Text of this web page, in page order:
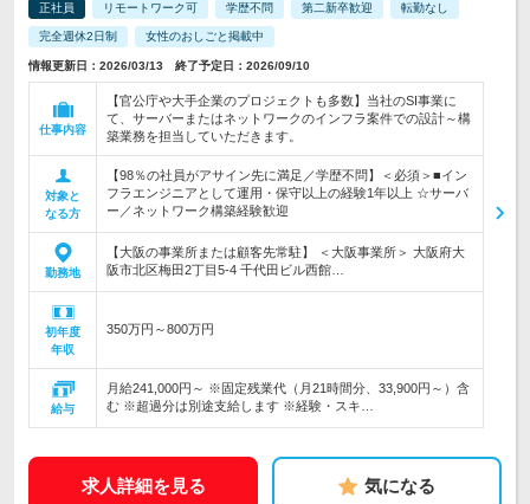
正社員 リモートワーク可 学歴不問 第二新卒歓迎 転勤なし
完全週休2日制 女性のおしごと掲載中
情報更新日：2026/03/13 終了予定日：2026/09/10
仕事内容
【官公庁や大手企業のプロジェクトも多数】当社のSI事業に
て、サーバーまたはネットワークのインフラ案件での設計～構
築業務を担当していただきます。
対象と
なる方
【98％の社員がアサイン先に満足／学歴不問】＜必須＞■イン
フラエンジニアとして運用・保守以上の経験1年以上 ☆サーバ
ー／ネットワーク構築経験歓迎
勤務地
【大阪の事業所または顧客先常駐】 ＜大阪事業所＞ 大阪府大
阪市北区梅田2丁目5-4 千代田ビル西館…
初年度
年収
350万円～800万円
給与
月給241,000円～ ※固定残業代（月21時間分、33,900円～）含
む ※超過分は別途支給します ※経験・スキ…
求人詳細を見る 気になる